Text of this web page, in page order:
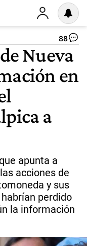
88
Nueva
en
a
apunta a
acciones de
y sus
perdido
la información